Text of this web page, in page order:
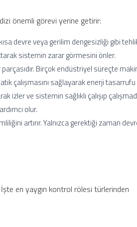
önemli görevi yerine getirir:
devre veya gerilim dengesizliği gibi
sistemin zarar görmesini önler.
Birçok endüstriyel süreçte
çalışmasını sağlayarak enerji
ve sistemin sağlıklı çalışıp
olur.
artırır. Yalnızca gerektiği zaman
en yaygın kontrol rölesi türlerinden